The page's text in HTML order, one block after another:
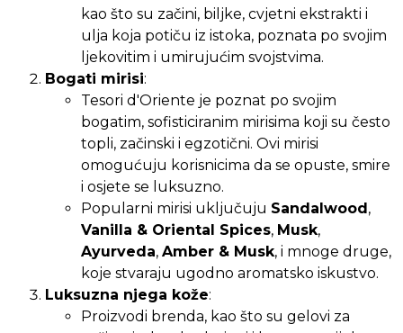
kao što su začini, biljke, cvjetni ekstrakti i
ulja koja potiču iz istoka, poznata po svojim
ljekovitim i umirujućim svojstvima.
Bogati mirisi:
Tesori d'Oriente je poznat po svojim
bogatim, sofisticiranim mirisima koji su često
topli, začinski i egzotični. Ovi mirisi
omogućuju korisnicima da se opuste, smire
i osjete se luksuzno.
Popularni mirisi uključuju Sandalwood,
Vanilla & Oriental Spices, Musk,
Ayurveda, Amber & Musk, i mnoge druge,
koje stvaraju ugodno aromatsko iskustvo.
Luksuzna njega kože:
Proizvodi brenda, kao što su gelovi za